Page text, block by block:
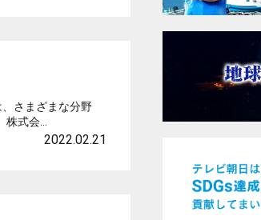
さまざまな分野
式会...
2022.02.21